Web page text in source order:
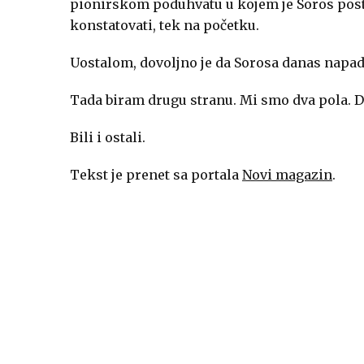
pionirskom poduhvatu u kojem je Soros
konstatovati, tek na početku.
Uostalom, dovoljno je da Sorosa danas
Tada biram drugu stranu. Mi smo dva pola.
Bili i ostali.
Tekst je prenet sa portala Novi magazin.